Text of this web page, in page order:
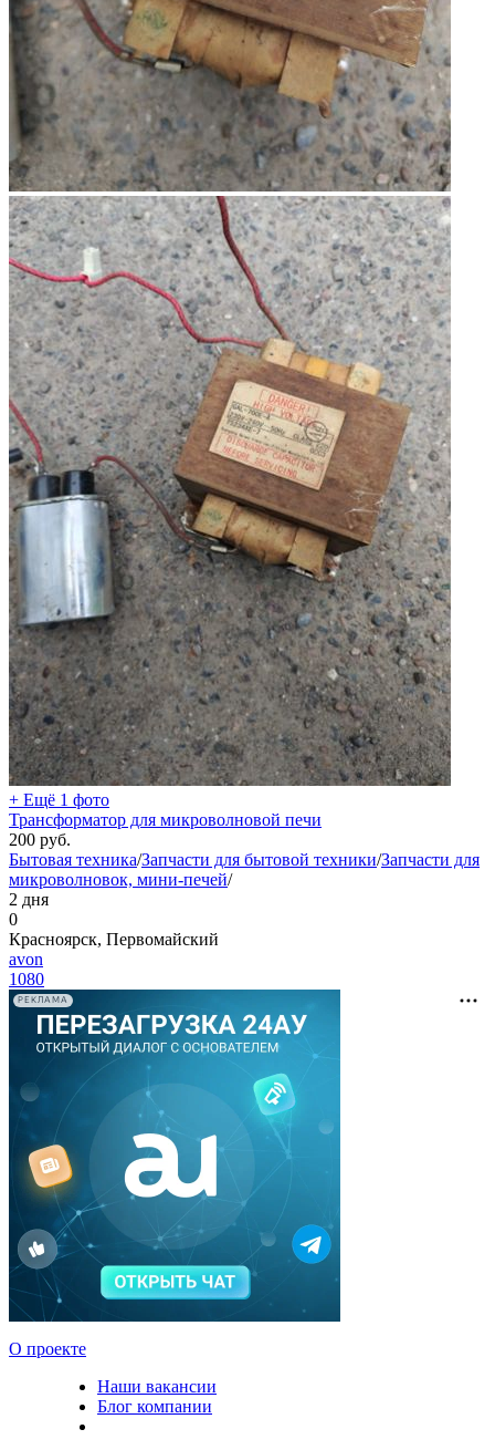
+ Ещё 1 фото
Трансформатор для микроволновой печи
200 руб.
Бытовая техника/Запчасти для бытовой техники/Запчасти для
микроволновок, мини-печей/
2 дня
0
Красноярск, Первомайский
avon
1080
РЕКЛАМА
О проекте
Наши вакансии
Блог компании